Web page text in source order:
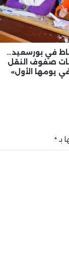
في بورسعيد…
صفوف النقل
في يومها الأول»
بـ *